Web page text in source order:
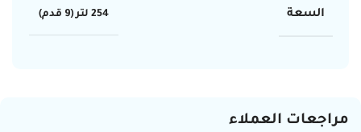
السعة 254 لتر (9 قدم)
مراجعات العملاء